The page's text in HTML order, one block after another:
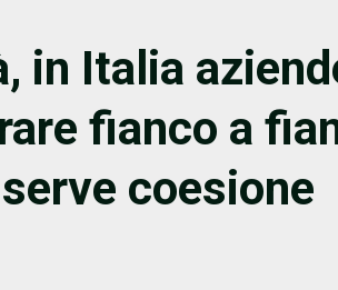
in Italia
fianco a
coesione